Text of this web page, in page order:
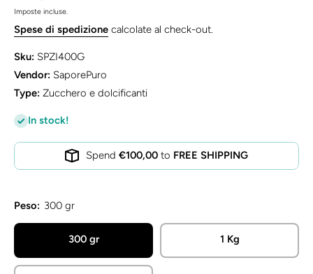
Imposte incluse.
Spese di spedizione calcolate al check-out.
Sku: SPZI400G
Vendor: SaporePuro
Type: Zucchero e dolcificanti
In stock!
Spend €100,00 to FREE SHIPPING
Peso: 300 gr
300 gr 1 Kg